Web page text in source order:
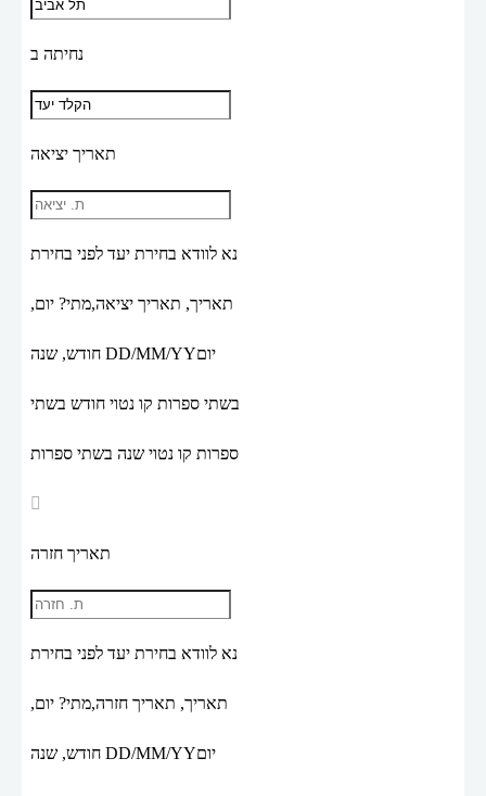
נחיתה ב
תאריך יציאה
נא לוודא בחירת יעד לפני בחירת
תאריך, תאריך יציאה,מתי? יום,
DD/MM/YYיום
בשתי ספרות קו נטוי חודש בשתי
ספרות קו נטוי שנה בשתי ספרות
תאריך חזרה
נא לוודא בחירת יעד לפני בחירת
תאריך, תאריך חזרה,מתי? יום,
DD/MM/YYיום